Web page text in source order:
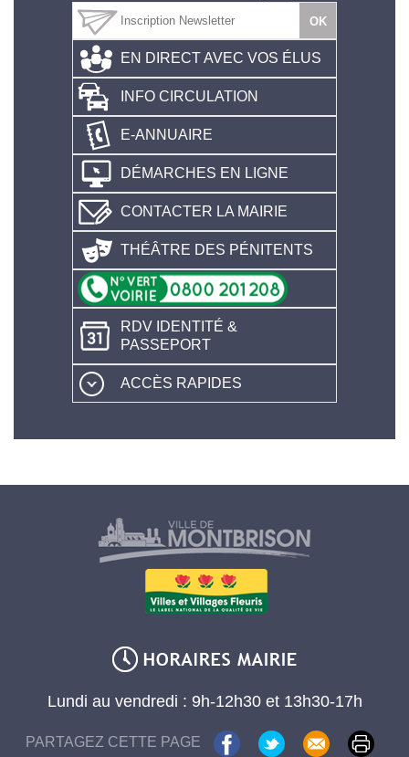
EN DIRECT AVEC VOS ÉLUS
INFO CIRCULATION
E-ANNUAIRE
DÉMARCHES EN LIGNE
CONTACTER LA MAIRIE
THÉÂTRE DES PÉNITENTS
RDV IDENTITÉ &
PASSEPORT
ACCÈS RAPIDES
Lundi au vendredi : 9h-12h30 et 13h30-17h
PARTAGEZ CETTE PAGE